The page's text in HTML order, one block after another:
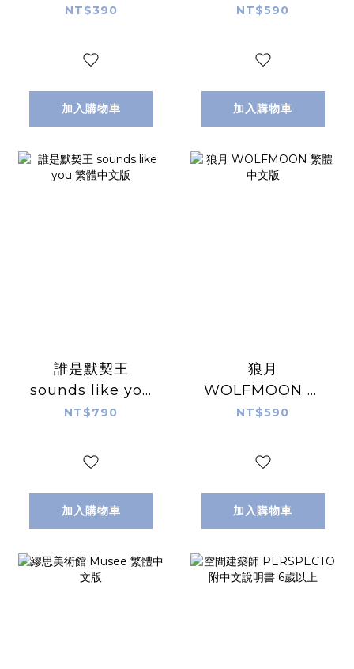
lose sum 繁體中
NT$390
加入購物車
NT$590
加入購物車
誰是默契王
sounds like you
繁體中文版
NT$790
加入購物車
狼月
WOLFMOON 繁
體中文版
NT$590
加入購物車